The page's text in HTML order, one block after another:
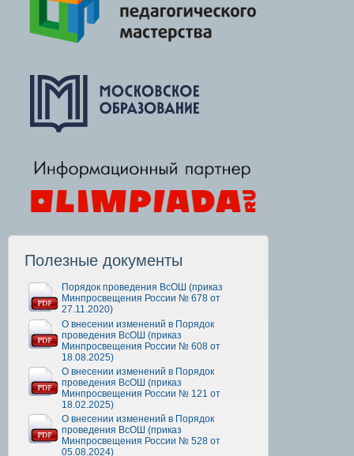
Полезные документы
Порядок проведения ВсОШ (приказ
Минпросвещения России № 678 от
27.11.2020)
О внесении изменений в Порядок
проведения ВсОШ (приказ
Минпросвещения России № 608 от
18.08.2025)
О внесении изменений в Порядок
проведения ВсОШ (приказ
Минпросвещения России № 121 от
18.02.2025)
О внесении изменений в Порядок
проведения ВсОШ (приказ
Минпросвещения России № 528 от
05.08.2024)